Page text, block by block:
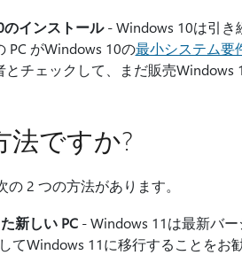
のインストール- Windows 10は引き
PC がWindows 10の最小システム要
チェックして、まだ販売Windows
法ですか?
2 つの方法があります。
新しい PC- Windows 11は最新バー
てWindows 11に移行することを